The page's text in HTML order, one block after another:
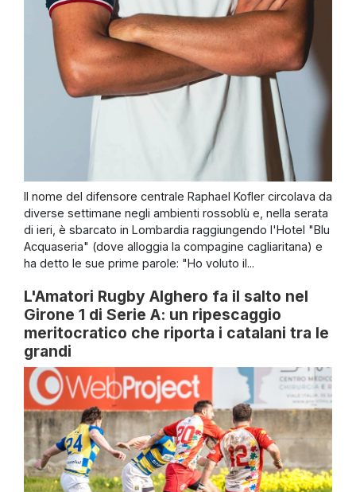
Il nome del difensore centrale Raphael Kofler circolava da
diverse settimane negli ambienti rossoblù e, nella serata
di ieri, è sbarcato in Lombardia raggiungendo l'Hotel "Blu
Acquaseria" (dove alloggia la compagine cagliaritana) e
ha detto le sue prime parole: "Ho voluto il...
L'Amatori Rugby Alghero fa il salto nel
Girone 1 di Serie A: un ripescaggio
meritocratico che riporta i catalani tra le
grandi